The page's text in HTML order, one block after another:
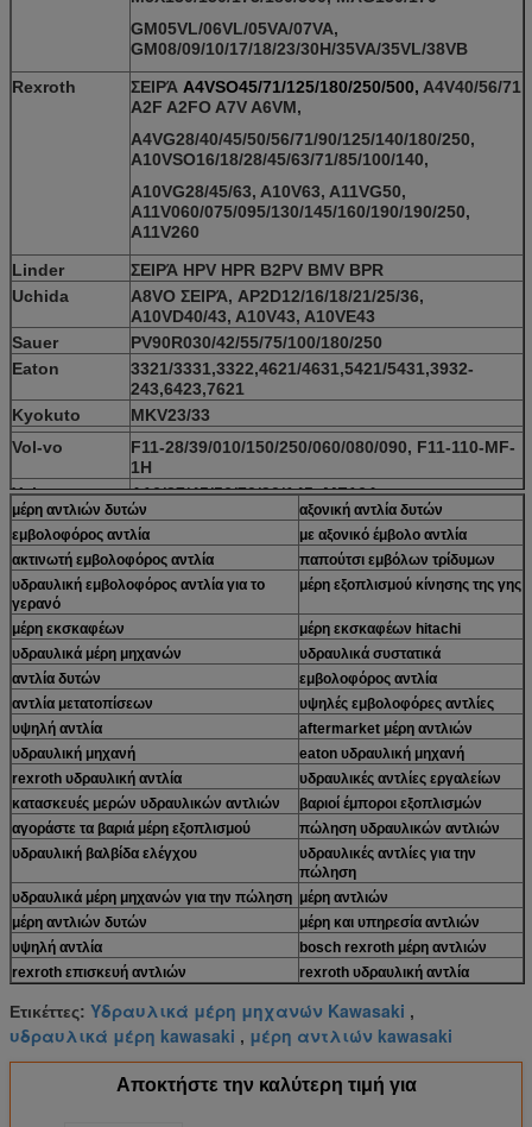
GM05VL/06VL/05VA/07VA,
GM08/09/10/17/18/23/30H/35VA/35VL/38VB
Rexroth
ΣΕΙΡΆ A4VSO45/71/125/180/250/500, A4V40/56/71
A2F A2FO A7V A6VM,
A4VG28/40/45/50/56/71/90/125/140/180/250,
A10VSO16/18/28/45/63/71/85/100/140,
A10VG28/45/63, A10V63, A11VG50,
A11V060/075/095/130/145/160/190/190/250,
A11V260
Linder
ΣΕΙΡΆ HPV HPR B2PV BMV BPR
Uchida
A8VO ΣΕΙΡΆ, AP2D12/16/18/21/25/36,
A10VD40/43, A10V43, A10VE43
Sauer
PV90R030/42/55/75/100/180/250
Eaton
3321/3331,3322,4621/4631,5421/5431,3932-
243,6423,7621
Kyokuto
MKV23/33
Vol-vo
F11-28/39/010/150/250/060/080/090, F11-110-MF-
1H
Yuken
A16/37/45/56/70/90/145, MF16A
Vickers
PVE19/21/45/57/74/81/98/106/131/141, PVB
5/6/10/10/15/20/29, PVBQA29-SR,
PVQ40/50, PVB110
μέρη αντλιών δυτών
αξονική αντλία δυτών
εμβολοφόρος αντλία
με αξονικό έμβολο αντλία
ακτινωτή εμβολοφόρος αντλία
παπούτσι εμβόλων τρίδυμων
υδραυλική εμβολοφόρος αντλία για το
γερανό
μέρη εξοπλισμού κίνησης της γης
μέρη εκσκαφέων
μέρη εκσκαφέων hitachi
υδραυλικά μέρη μηχανών
υδραυλικά συστατικά
αντλία δυτών
εμβολοφόρος αντλία
αντλία μετατοπίσεων
υψηλές εμβολοφόρες αντλίες
υψηλή αντλία
aftermarket μέρη αντλιών
υδραυλική μηχανή
eaton υδραυλική μηχανή
rexroth υδραυλική αντλία
υδραυλικές αντλίες εργαλείων
κατασκευές μερών υδραυλικών αντλιών
βαριοί έμποροι εξοπλισμών
αγοράστε τα βαριά μέρη εξοπλισμού
πώληση υδραυλικών αντλιών
υδραυλική βαλβίδα ελέγχου
υδραυλικές αντλίες για την
πώληση
υδραυλικά μέρη μηχανών για την πώληση μέρη αντλιών
μέρη αντλιών δυτών
μέρη και υπηρεσία αντλιών
υψηλή αντλία
bosch rexroth μέρη αντλιών
rexroth επισκευή αντλιών
rexroth υδραυλική αντλία
Ετικέττες: Υδραυλικά μέρη μηχανών Kawasaki ,
υδραυλικά μέρη kawasaki , μέρη αντλιών kawasaki
Αποκτήστε την καλύτερη τιμή για